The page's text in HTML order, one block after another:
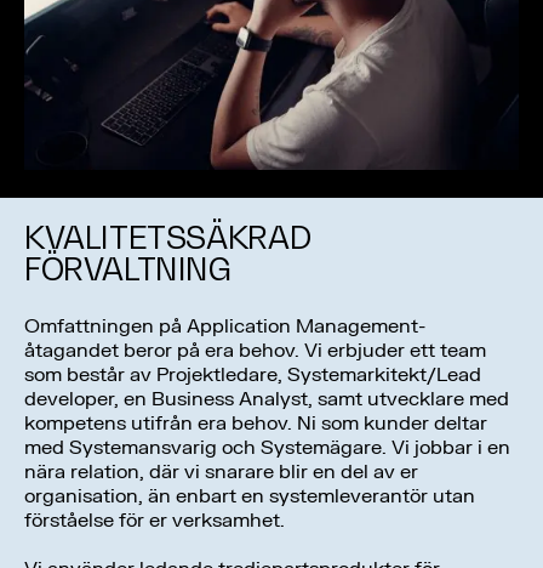
KVALITETSSÄKRAD
FÖRVALTNING
Omfattningen på Application Management-
åtagandet beror på era behov. Vi erbjuder ett team
som består av Projektledare, Systemarkitekt/Lead
developer, en Business Analyst, samt utvecklare med
kompetens utifrån era behov. Ni som kunder deltar
med Systemansvarig och Systemägare. Vi jobbar i en
nära relation, där vi snarare blir en del av er
organisation, än enbart en systemleverantör utan
förståelse för er verksamhet.